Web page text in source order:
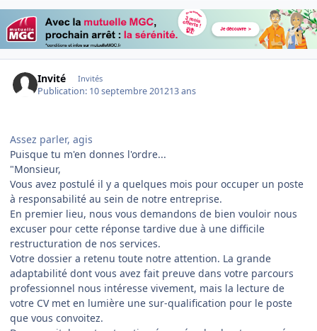
Invité Invités
Publication: 10 septembre 201213 ans
Assez parler, agis
Puisque tu m'en donnes l'ordre...
"Monsieur,
Vous avez postulé il y a quelques mois pour occuper un poste
à responsabilité au sein de notre entreprise.
En premier lieu, nous vous demandons de bien vouloir nous
excuser pour cette réponse tardive due à une difficile
restructuration de nos services.
Votre dossier a retenu toute notre attention. La grande
adaptabilité dont vous avez fait preuve dans votre parcours
professionnel nous intéresse vivement, mais la lecture de
votre CV met en lumière une sur-qualification pour le poste
que vous convoitez.